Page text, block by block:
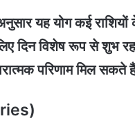
यह योग कई
दिन विशेष रूप से शुभ
परिणाम मिल सकते